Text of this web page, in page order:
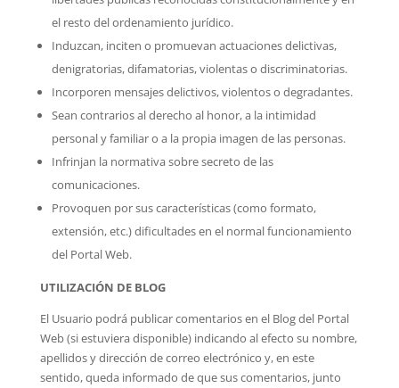
el resto del ordenamiento jurídico.
Induzcan, inciten o promuevan actuaciones delictivas,
denigratorias, difamatorias, violentas o discriminatorias.
Incorporen mensajes delictivos, violentos o degradantes.
Sean contrarios al derecho al honor, a la intimidad
personal y familiar o a la propia imagen de las personas.
Infrinjan la normativa sobre secreto de las
comunicaciones.
Provoquen por sus características (como formato,
extensión, etc.) dificultades en el normal funcionamiento
del Portal Web.
UTILIZACIÓN DE BLOG
El Usuario podrá publicar comentarios en el Blog del Portal
Web (si estuviera disponible) indicando al efecto su nombre,
apellidos y dirección de correo electrónico y, en este
sentido, queda informado de que sus comentarios, junto